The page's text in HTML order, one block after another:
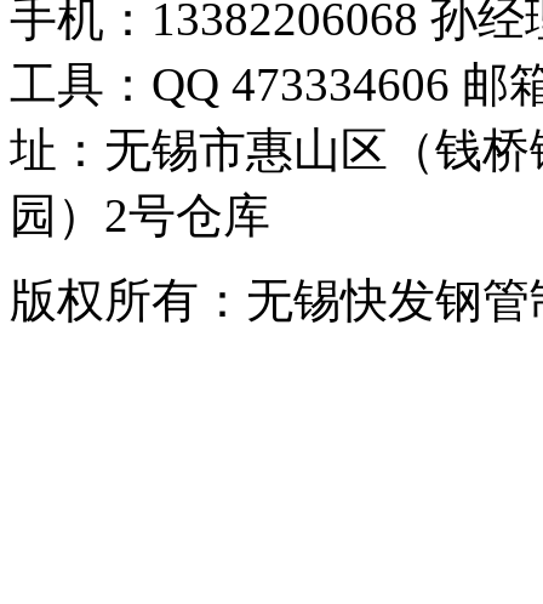
手机：13382206068 孙
工具：QQ 473334606 邮
址：无锡市惠山区（钱
园）2号仓库
版权所有：无锡快发钢